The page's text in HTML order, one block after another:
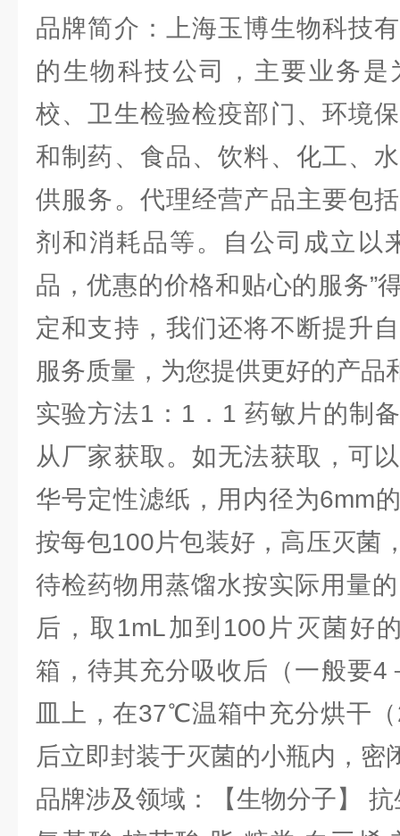
品牌简介：上海玉博生物科技
的生物科技公司，主要业务
校、卫生检验检疫部门、环境
和制药、食品、饮料、化工、
供服务。代理经营产品主要包
剂和消耗品等。自公司成立以
品，优惠的价格和贴心的服务”
定和支持，我们还将不断提升
服务质量，为您提供更好的产品
实验方法1：1．1 药敏片的制
从厂家获取。如无法获取，可
华号定性滤纸，用内径为6mm
按每包100片包装好，高压灭菌
待检药物用蒸馏水按实际用量
后，取1mL加到100片灭菌好
箱，待其充分吸收后（一般要4
皿上，在37℃温箱中充分烘干
后立即封装于灭菌的小瓶内，密
品牌涉及领域：【生物分子】